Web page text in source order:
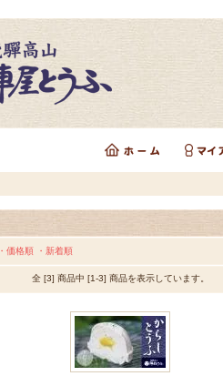
・価格順 ・新着順
全 [3] 商品中 [1-3] 商品を表示しています。